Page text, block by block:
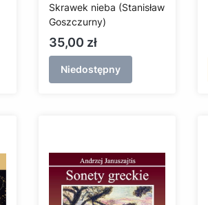
Skrawek nieba (Stanisław
Goszczurny)
Cena
35,00 zł
Niedostępny